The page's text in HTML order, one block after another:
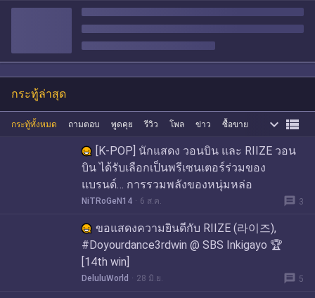
กระทู้ล่าสุด
กระทู้ทั้งหมด ถามตอบ พูดคุย รีวิว โพล ข่าว ซื้อขาย  
[K-POP] นักแสดง วอนบิน และ RIIZE วอน
บิน ได้รับเลือกเป็นพรีเซนเตอร์ร่วมของ
แบรนด์… การรวมพลังของหนุ่มหล่อ
NiTRoGeN14 6 ส.ค. message 3
ขอแสดงความยินดีกับ RIIZE (라이즈),
#Doyourdance3rdwin @ SBS Inkigayo 🏆
[14th win]
DeluluWorld 28 มิ.ย. message 5